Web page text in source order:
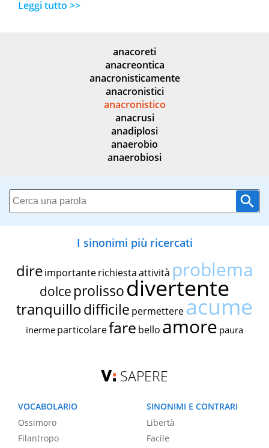
Leggi tutto >>
anacoreti
anacreontica
anacronisticamente
anacronistici
anacronistico
anacrusi
anadiplosi
anaerobio
anaerobiosi
I sinonimi più ricercati
dire importante richiestaattività problema
dolce prolissodivertente
tranquillodifficile permettereacume
inerme particolarefare bello amore paura
SAPERE
VOCABOLARIO
Ossimoro
Filantropo
SINONIMI E CONTRARI
Libertà
Facile